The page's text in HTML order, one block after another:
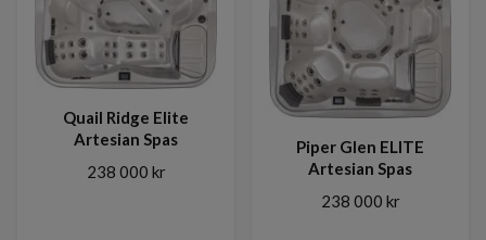
Quail Ridge Elite
Artesian Spas
238 000 kr
Piper Glen ELITE
Artesian Spas
238 000 kr